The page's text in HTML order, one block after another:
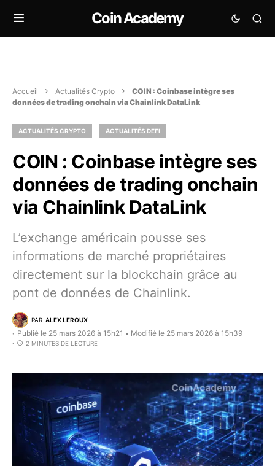
Coin Academy
Accueil Actualités Crypto
COIN : Coinbase intègre ses
données de trading onchain via Chainlink DataLink
ACTUALITÉS CRYPTO ACTUALITÉS DEFI
COIN : Coinbase intègre ses
données de trading onchain
via Chainlink DataLink
L’exchange américain pousse ses
informations de marché propriétaires
directement sur la blockchain grâce au
pont de données de Chainlink.
PAR ALEX LEROUX
Publié le 25 mars 2026 à 15h21 • Modifié le 25 mars 2026 à 15h39
2 MINUTES DE LECTURE